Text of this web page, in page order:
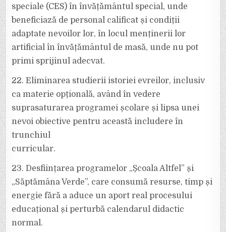
speciale (CES) în învățământul special, unde
beneficiază de personal calificat și condiții
adaptate nevoilor lor, în locul menținerii lor
artificial în învățământul de masă, unde nu pot
primi sprijinul adecvat.
22. Eliminarea studierii istoriei evreilor, inclusiv
ca materie opțională, având în vedere
suprasaturarea programei școlare și lipsa unei
nevoi obiective pentru această includere în
trunchiul
curricular.
23. Desființarea programelor „Școala Altfel” și
„Săptămâna Verde”, care consumă resurse, timp și
energie fără a aduce un aport real procesului
educațional și perturbă calendarul didactic
normal.